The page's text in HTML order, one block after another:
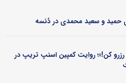
حمید و سعید محمدی در دُنسه
کن!»؛ روایت کمپین اسنپ تریپ در